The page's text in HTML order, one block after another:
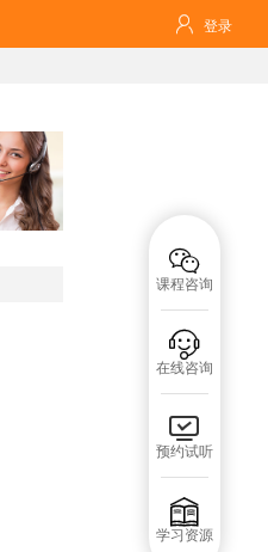
 登录

课程咨询

在线咨询

预约试听

学习资源